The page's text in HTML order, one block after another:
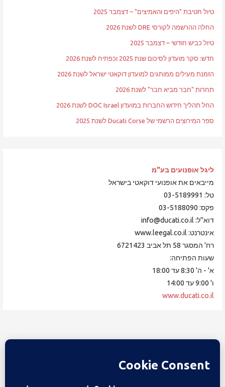
טיול חטיבת "היפים והאמיצים" – דצמבר 2025
החלה ההרשמה לקורסי DRE לשנת 2026
טיול כביש חודשי – דצמבר 2025
חדש: סקר מועדון לסיכום שנת 2025 וכפתיח לשנת 2026
הזמנת מעילים ממותגים למועדון דוקאטי ישראל לשנת 2026
תחרות "חבר מביא חבר" לשנת 2026
החל תהליך חידוש החברות במועדון DOC Israel לשנת 2026
ספר המירוצים הרשמי של Ducati Corse לשנת 2025
ליגל אופנועים בע"מ
מייבאים את אופנועי דוקאטי בישראל
טל: 03-5189991
פקס: 03-5188090
דוא"ל: info@ducati.co.il
אינטרנט: www.leegal.co.il
רח' המסגר 58 תל אביב 6721423
שעות הפתיחה:
א' - ה' 8:30 עד 18:00
ו' 9:00 עד 14:00
www.ducati.co.il
רישום, חידוש ותשלום לחברות במועדון דוקאטי ישראל